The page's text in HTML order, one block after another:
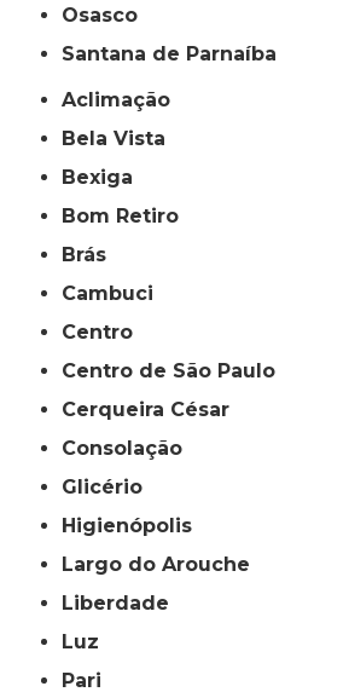
Osasco
Santana de Parnaíba
Aclimação
Bela Vista
Bexiga
Bom Retiro
Brás
Cambuci
Centro
Centro de São Paulo
Cerqueira César
Consolação
Glicério
Higienópolis
Largo do Arouche
Liberdade
Luz
Pari